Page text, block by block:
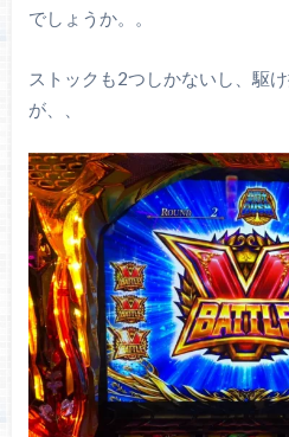
でしょうか。。
ストックも2つしかないし、駆
が、、